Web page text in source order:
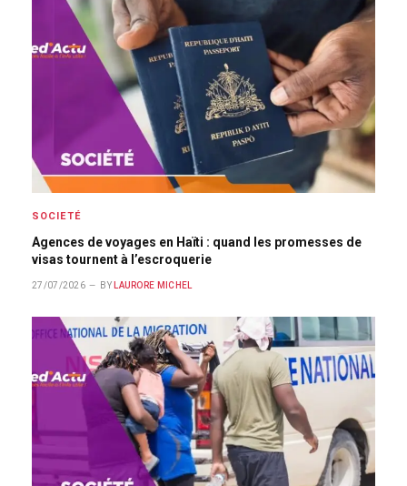
SOCIETÉ
Agences de voyages en Haïti : quand les promesses de
visas tournent à l’escroquerie
27/07/2026 BY LAURORE MICHEL